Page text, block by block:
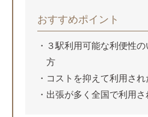
おすすめポイント
３駅利用可能な利便性
方
コストを抑えて利用され
出張が多く全国で利用